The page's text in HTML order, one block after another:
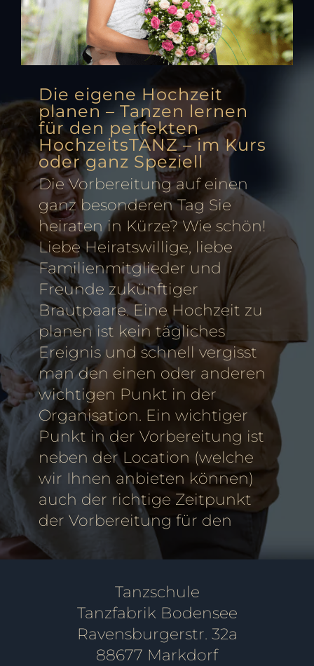
Die eigene Hochzeit
planen – Tanzen lernen
für den perfekten
HochzeitsTANZ – im Kurs
oder ganz Speziell
Die Vorbereitung auf einen
ganz besonderen Tag Sie
heiraten in Kürze? Wie schön!
Liebe Heiratswillige, liebe
Familienmitglieder und
Freunde zukünftiger
Brautpaare. Eine Hochzeit zu
planen ist kein tägliches
Ereignis und schnell vergisst
man den einen oder anderen
wichtigen Punkt in der
Organisation. Ein wichtiger
Punkt in der Vorbereitung ist
neben der Location (welche
wir Ihnen anbieten können)
auch der richtige Zeitpunkt
der Vorbereitung für den
Tanzschule
Tanzfabrik Bodensee
Ravensburgerstr. 32a
88677 Markdorf